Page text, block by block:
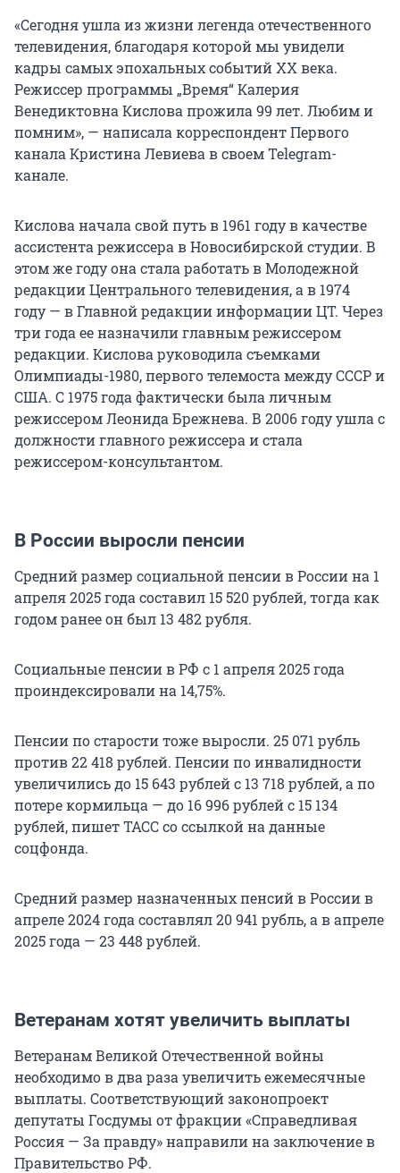
«Сегодня ушла из жизни легенда отечественного
телевидения, благодаря которой мы увидели
кадры самых эпохальных событий XX века.
Режиссер программы „Время“ Калерия
Венедиктовна Кислова прожила 99 лет. Любим и
помним», — написала корреспондент Первого
канала Кристина Левиева в своем Telegram-
канале.
Кислова начала свой путь в 1961 году в качестве
ассистента режиссера в Новосибирской студии. В
этом же году она стала работать в Молодежной
редакции Центрального телевидения, а в 1974
году — в Главной редакции информации ЦТ. Через
три года ее назначили главным режиссером
редакции. Кислова руководила съемками
Олимпиады-1980, первого телемоста между СССР и
США. С 1975 года фактически была личным
режиссером Леонида Брежнева. В 2006 году ушла с
должности главного режиссера и стала
режиссером-консультантом.
В России выросли пенсии
Средний размер социальной пенсии в России на 1
апреля 2025 года составил 15 520рублей, тогда как
годом ранее он был 13 482рубля.
Социальные пенсии в РФ с 1 апреля 2025 года
проиндексировали на 14,75%.
Пенсии по старости тоже выросли. 25 071 рубль
против22 418 рублей. Пенсии по инвалидности
увеличились до 15 643 рублей с 13 718 рублей, а по
потере кормильца — до 16 996рублей с 15 134
рублей, пишет ТАСС со ссылкой на данные
соцфонда.
Средний размер назначенных пенсий в России в
апреле 2024 года составлял20 941 рубль, а в апреле
2025 года — 23 448 рублей.
Ветеранам хотят увеличить выплаты
Ветеранам Великой Отечественной войны
необходимо в два раза увеличить ежемесячные
выплаты. Соответствующий законопроект
депутаты Госдумы от фракции «Справедливая
Россия — За правду» направили на заключение в
Правительство РФ.